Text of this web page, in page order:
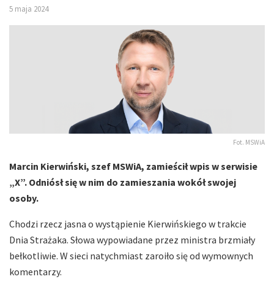
5 maja 2024
Fot. MSWiA
Marcin Kierwiński, szef MSWiA, zamieścił wpis w serwisie
„X”. Odniósł się w nim do zamieszania wokół swojej
osoby.
Chodzi rzecz jasna o wystąpienie Kierwińskiego w trakcie
Dnia Strażaka. Słowa wypowiadane przez ministra brzmiały
bełkotliwie. W sieci natychmiast zaroiło się od wymownych
komentarzy.